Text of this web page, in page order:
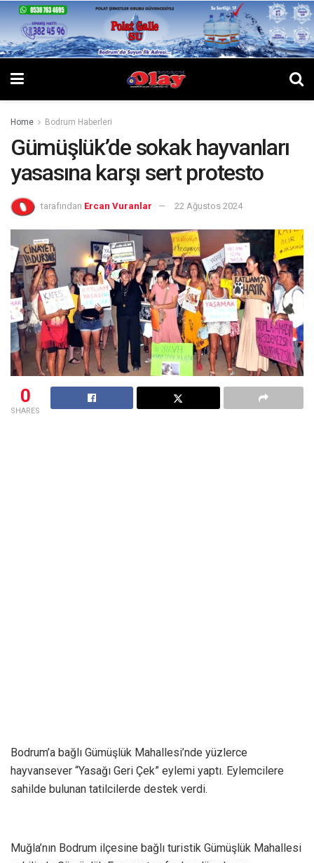
Home Bodrum Haberleri
Gümüşlük’de sokak hayvanları
yasasına karşı sert protesto
tarafından Ercan Vuranlar 22 Ağustos 2024
0
SHARES
Bodrum’a bağlı Gümüşlük Mahallesi’nde yüzlerce
hayvansever “Yasağı Geri Çek” eylemi yaptı. Eylemcilere
sahilde bulunan tatilcilerde destek verdi.
Muğla’nın Bodrum ilçesine bağlı turistik Gümüşlük Mahallesi